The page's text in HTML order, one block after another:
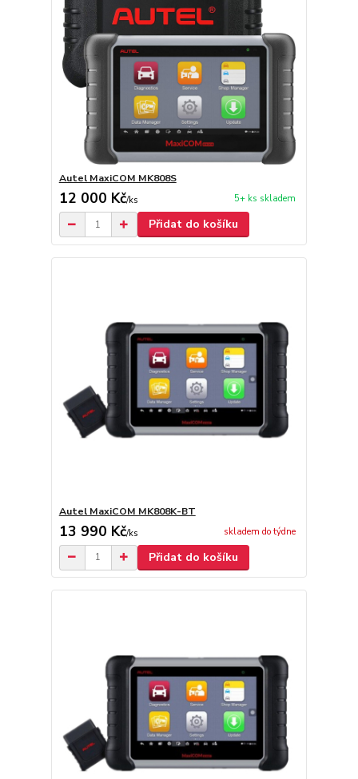
Autel MaxiCOM MK808S
12 000 Kč/ks 5+ ks skladem
Přidat do košíku
Autel MaxiCOM MK808K-BT
13 990 Kč/ks skladem do týdne
Přidat do košíku